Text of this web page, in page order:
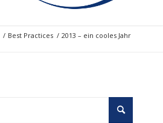
/ Best Practices / 2013 – ein cooles Jahr